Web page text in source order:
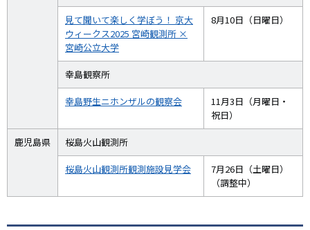
見て聞いて楽しく学ぼう！ 京大
ウィークス2025 宮崎観測所 ×
宮崎公立大学
8月10日（日曜日）
幸島観察所
幸島野生ニホンザルの観察会
11月3日（月曜日・
祝日）
鹿児島県 桜島火山観測所
桜島火山観測所観測施設見学会
7月26日（土曜日）
（調整中）